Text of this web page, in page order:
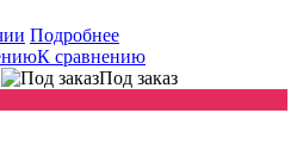
Подробнее
К сравнению
Под заказ